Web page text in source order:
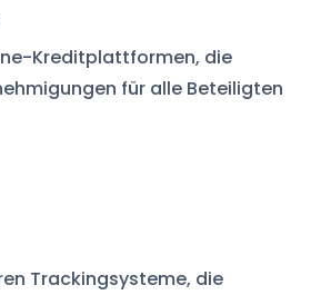
Kreditplattformen, die
für alle Beteiligten
Trackingsysteme, die